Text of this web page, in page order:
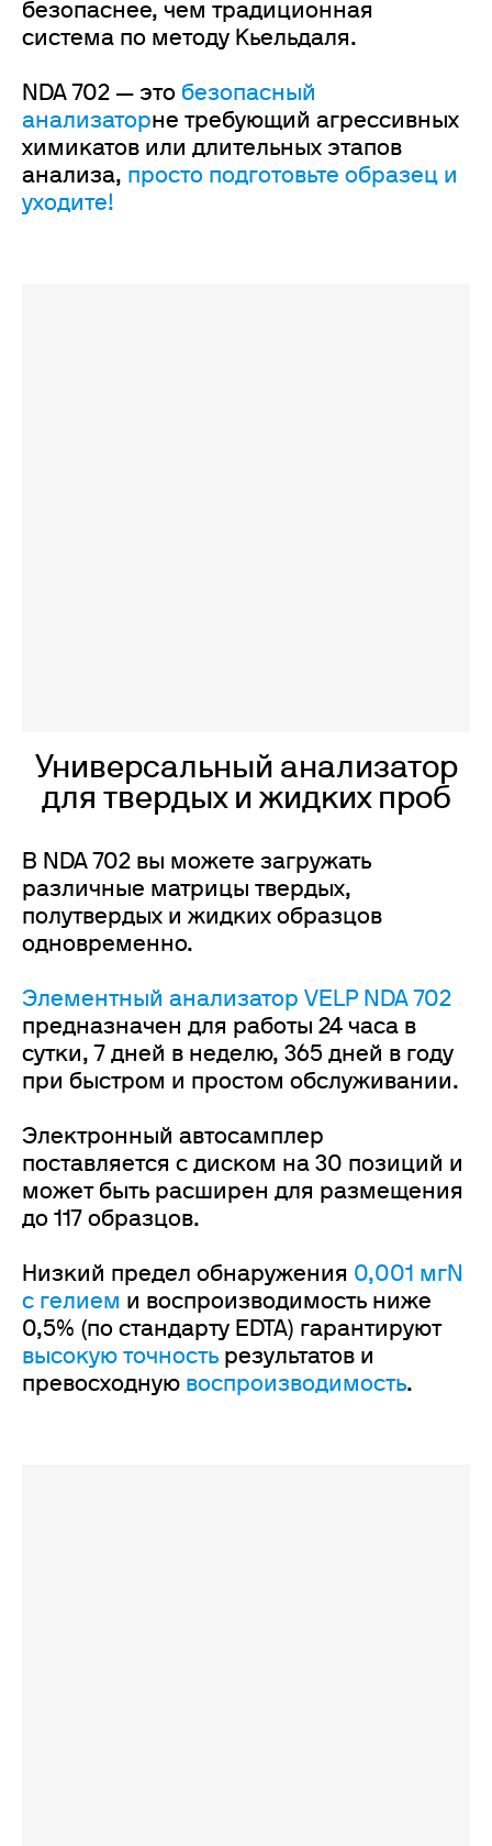
безопаснее, чем традиционная
система по методу Кьельдаля.
NDA 702 — это безопасный
анализаторне требующий агрессивных
химикатов или длительных этапов
анализа, просто подготовьте образец и
уходите!
Универсальный анализатор
для твердых и жидких проб
В NDA 702 вы можете загружать
различные матрицы твердых,
полутвердых и жидких образцов
одновременно.
Элементный анализатор VELP NDA 702
предназначен для работы 24 часа в
сутки, 7 дней в неделю, 365 дней в году
при быстром и простом обслуживании.
Электронный автосамплер
поставляется с диском на 30 позиций и
может быть расширен для размещения
до 117 образцов.
Низкий предел обнаружения 0,001 мгN
с гелием и воспроизводимость ниже
0,5% (по стандарту EDTA) гарантируют
высокую точность результатов и
превосходную воспроизводимость.